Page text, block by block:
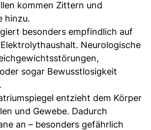
kommen Zittern und
hinzu.
besonders empfindlich auf
Neurologische
sogar Bewusstlosigkeit
entzieht dem Körper
und Gewebe. Dadurch
an – besonders gefährlich